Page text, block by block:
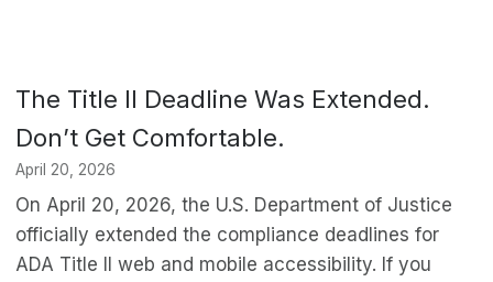
The Title II Deadline Was Extended.
Don’t Get Comfortable.
April 20, 2026
On April 20, 2026, the U.S. Department of Justice
officially extended the compliance deadlines for
ADA Title II web and mobile accessibility. If you